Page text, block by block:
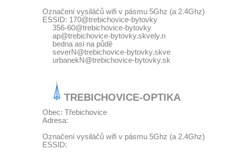
Označení vysiláčů wifi v pásmu 5Ghz (a 2.4Ghz)
ESSID: 170@trebichovice-bytovky
356-60@trebichovice-bytovky
ap@trebichovice-bytovky.skvely.n
bedna asi na půdě
severN@trebichovice-bytovky.skve
urbanekN@trebichovice-bytovky.sk
TREBICHOVICE-OPTIKA
Obec: Třebichovice
Adresa:
Označení vysiláčů wifi v pásmu 5Ghz (a 2.4Ghz)
ESSID: